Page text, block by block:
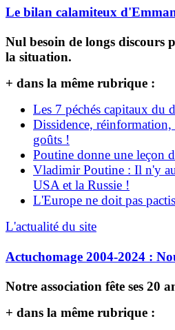
Le bilan calamiteux
Nul besoin de longs discours
la situation.
+ dans la même rubrique :
Les 7 péchés capitaux du
Dissidence,
goûts !
Poutine donne une leçon
Vladimir Poutine : Il n'y
USA et la Russie !
L'Europe ne doit pas
L'actualité du site
Actuchomage 2004-2024 :
Notre association fête ses 20
+ dans la même rubrique :